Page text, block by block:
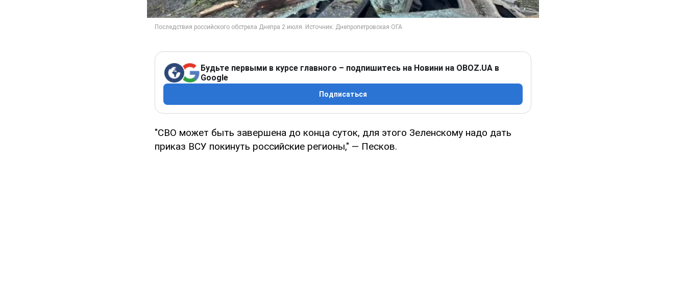
Будьте первыми в курсе главного – подпишитесь на Новини на OBOZ.UA в
Google
Подписаться
"СВО может быть завершена до конца суток, для этого Зеленскому надо дать
приказ ВСУ покинуть российские регионы," — Песков.